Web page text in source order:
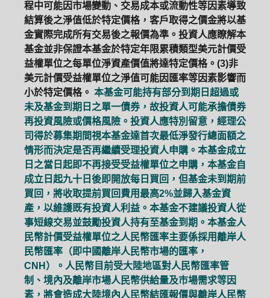
程中可能因市場變動、交易成本或流動性等因素導致
結算後之淨值低於特定價格，客戶取得之價金將以基
金實際完成所有交易後之報價為準。投資人應瞭解本
基金並非保證本基金於特定年限累積類型美元計價受
益權單位之每單位淨資產價值將達特定價格。(3)非
美元計價受益權單位之淨值可能因匯率等因素影響而
小於特定價格。 本基金可能持有部分到期日超過或
未及基金到期日之單一債券，故投資人可能承擔債券
再投資風險或價格風險。投資人應特別留意，經理公
司得於募集期間視本基金達首次最低淨發行總面額之
情形而決定是否再繼續受理投資人申購。本基金成立
日之當日起即不再接受受益權單位之申購，本基金自
成立日起九十日後即開放每日買回，但基金未到期前
買回，將收取提前買回費用最高2%並歸入基金資
產，以維護既有投資人利益。本基金不建議投資人從
事短線交易並鼓勵投資人持有至基金到期。本基金人
民幣計價受益權單位之人民幣匯率主要係採用離岸人
民幣匯率（即中國離岸人民幣市場的匯率，
CNH）。人民幣目前受大陸地區對人民幣匯率管
制、境內及離岸市場人民幣供給量及市場需求等因
素，將會造成大陸境內人民幣結匯報價與離岸人民幣